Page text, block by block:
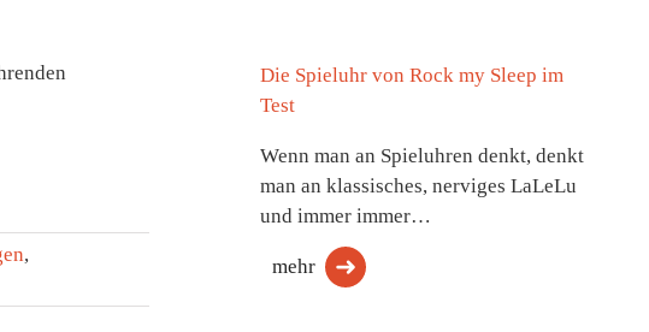
,
Die Spieluhr von Rock my Sleep im
Test
Wenn man an Spieluhren denkt, denkt
man an klassisches, nerviges LaLeLu
und immer immer…
mehr